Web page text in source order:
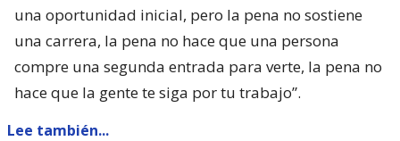
una oportunidad inicial, pero la pena no sostiene
una carrera, la pena no hace que una persona
compre una segunda entrada para verte, la pena no
hace que la gente te siga por tu trabajo”.
Lee también...